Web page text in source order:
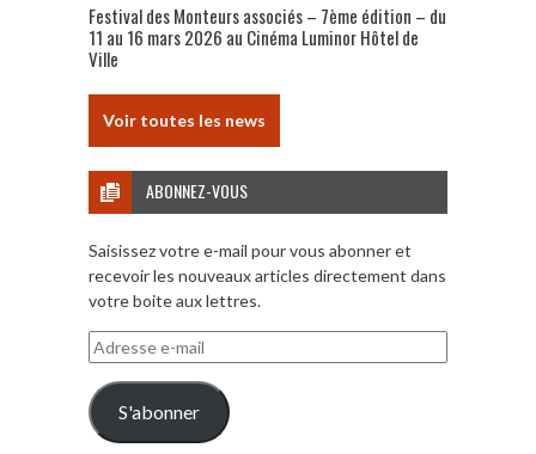
Festival des Monteurs associés – 7ème édition – du
11 au 16 mars 2026 au Cinéma Luminor Hôtel de
Ville
Voir toutes les news
ABONNEZ-VOUS
Saisissez votre e-mail pour vous abonner et
recevoir les nouveaux articles directement dans
votre boite aux lettres.
Adresse
e-
mail
S'abonner